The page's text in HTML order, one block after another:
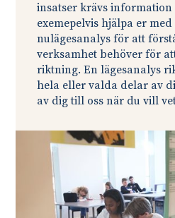
insatser krävs information
exemepelvis hjälpa er med
nulägesanalys för att
verksamhet behöver för
riktning. En lägesanalys
hela eller valda delar av
av dig till oss när du vill